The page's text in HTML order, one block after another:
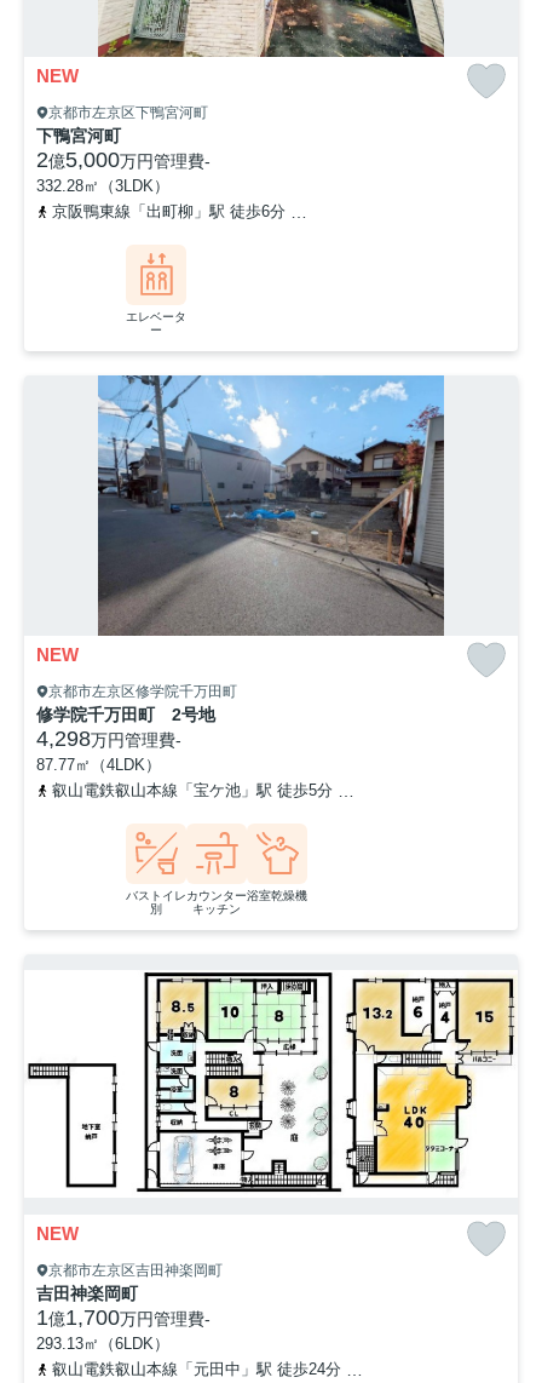
NEW
京都市左京区下鴨宮河町
下鴨宮河町
2億5,000万円管理費-
332.28㎡（3LDK）
京阪鴨東線「出町柳」駅 徒歩6分
エレベータ
ー
NEW
京都市左京区修学院千万田町
修学院千万田町 2号地
4,298万円管理費-
87.77㎡（4LDK）
叡山電鉄叡山本線「宝ケ池」駅 徒歩5分
バストイレ
別
カウンター
キッチン
浴室乾燥機
NEW
京都市左京区吉田神楽岡町
吉田神楽岡町
1億1,700万円管理費-
293.13㎡（6LDK）
叡山電鉄叡山本線「元田中」駅 徒歩24分